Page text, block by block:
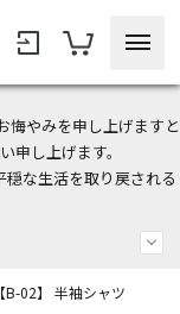
悔やみを申し上げますと
申し上げます。
な生活を取り戻される
ント！
B-02】 半袖シャツ